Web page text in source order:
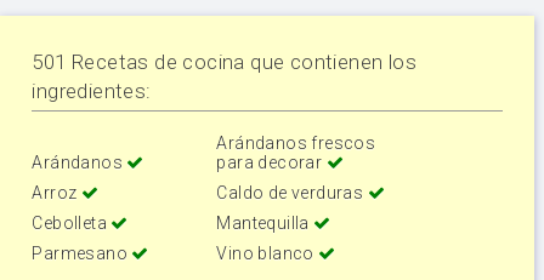
501 Recetas de cocina que contienen los
ingredientes:
Arándanos
Arándanos frescos
para decorar
Arroz
Caldo de verduras
Cebolleta
Mantequilla
Parmesano
Vino blanco